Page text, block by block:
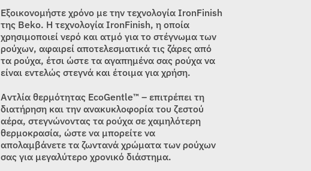
was:
659,00€.
τιμή
είναι:
609,00€.
Εξοικονομήστε χρόνο με την τεχνολογία IronFinish
της Beko. Η τεχνολογία IronFinish, η οποία
χρησιμοποιεί νερό και ατμό για το στέγνωμα των
ρούχων, αφαιρεί αποτελεσματικά τις ζάρες από
τα ρούχα, έτσι ώστε τα αγαπημένα σας ρούχα να
είναι εντελώς στεγνά και έτοιμα για χρήση.
Αντλία θερμότητας EcoGentle™ – επιτρέπει τη
διατήρηση και την ανακυκλοφορία του ζεστού
αέρα, στεγνώνοντας τα ρούχα σε χαμηλότερη
θερμοκρασία, ώστε να μπορείτε να
απολαμβάνετε τα ζωντανά χρώματα των ρούχων
σας για μεγαλύτερο χρονικό διάστημα.